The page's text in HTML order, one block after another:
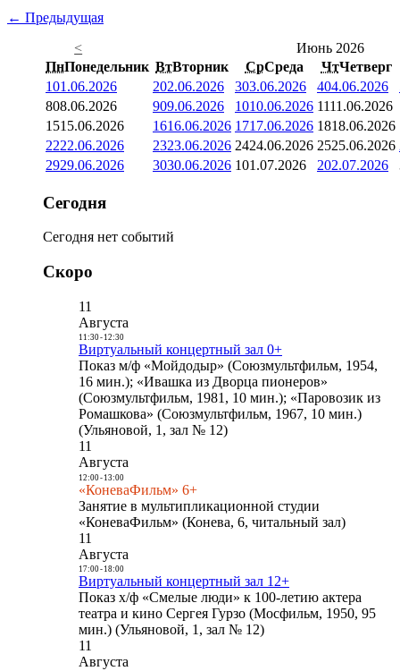
← Предыдущая
<
Июнь 2026
ПнПонедельник ВтВторник СрСреда ЧтЧетверг
101.06.2026 202.06.2026 303.06.2026 404.06.2026
808.06.2026 909.06.2026 1010.06.2026 1111.06.2026
1515.06.2026 1616.06.2026 1717.06.2026 1818.06.2026
2222.06.2026 2323.06.2026 2424.06.2026 2525.06.2026
2929.06.2026 3030.06.2026 101.07.2026 202.07.2026
Сегодня
Сегодня нет событий
Скоро
11
Августа
11:30- 12:30
Виртуальный концертный зал 0+
Показ м/ф «Мойдодыр» (Союзмультфильм, 1954,
16 мин.); «Ивашка из Дворца пионеров»
(Союзмультфильм, 1981, 10 мин.); «Паровозик из
Ромашкова» (Союзмультфильм, 1967, 10 мин.)
(Ульяновой, 1, зал № 12)
11
Августа
12:00- 13:00
«КоневаФильм» 6+
Занятие в мультипликационной студии
«КоневаФильм» (Конева, 6, читальный зал)
11
Августа
17:00- 18:00
Виртуальный концертный зал 12+
Показ х/ф «Смелые люди» к 100-летию актера
театра и кино Сергея Гурзо (Мосфильм, 1950, 95
мин.) (Ульяновой, 1, зал № 12)
11
Августа